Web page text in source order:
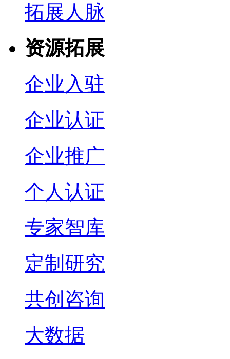
拓展人脉
资源拓展
企业入驻
企业认证
企业推广
个人认证
专家智库
定制研究
共创咨询
大数据